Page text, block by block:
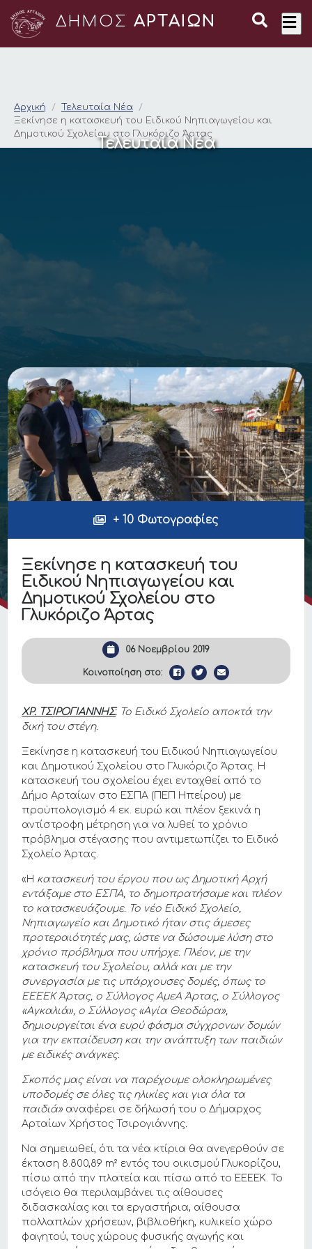
ΔΗΜΟΣ ΑΡΤΑΙΩΝ
Ξεκίνησε η
Αρχική
Τελευταία Νέα
Ξεκίνησε η κατασκευή του Ειδικού Νηπιαγωγείου και
Δημοτικού Σχολείου στο Γλυκόριζο Άρτας
Τελευταία Νέα
+ 10 Φωτογραφίες
Ξεκίνησε η κατασκευή του
Ειδικού Νηπιαγωγείου και
Δημοτικού Σχολείου στο
Γλυκόριζο Άρτας
06 Νοεμβρίου 2019
Κοινοποίηση στο:
ΧΡ. ΤΣΙΡΟΓΙΑΝΝΗΣ: Το Ειδικό Σχολείο αποκτά την
δική του στέγη.
Ξεκίνησε η κατασκευή του Ειδικού Νηπιαγωγείου
και Δημοτικού Σχολείου στο Γλυκόριζο Άρτας. Η
κατασκευή του σχολείου έχει ενταχθεί από το
Δήμο Αρταίων στο ΕΣΠΑ (ΠΕΠ Ηπείρου) με
προϋπολογισμό 4 εκ. ευρώ και πλέον ξεκινά η
αντίστροφη μέτρηση για να λυθεί το χρόνιο
πρόβλημα στέγασης που αντιμετωπίζει το Ειδικό
Σχολείο Άρτας.
«Η κατασκευή του έργου που ως Δημοτική Αρχή
εντάξαμε στο ΕΣΠΑ, το δημοπρατήσαμε και πλέον
το κατασκευάζουμε. Το νέο Ειδικό Σχολείο,
Νηπιαγωγείο και Δημοτικό ήταν στις άμεσες
προτεραιότητές μας, ώστε να δώσουμε λύση στο
χρόνιο πρόβλημα που υπήρχε. Πλέον, με την
κατασκευή του Σχολείου, αλλά και με την
συνεργασία με τις υπάρχουσες δομές, όπως το
ΕΕΕΕΚ Άρτας, ο Σύλλογος ΑμεΑ Άρτας, ο Σύλλογος
«Αγκαλιά», ο Σύλλογος «Αγία Θεοδώρα»,
δημιουργείται ένα ευρύ φάσμα σύγχρονων δομών
για την εκπαίδευση και την ανάπτυξη των παιδιών
με ειδικές ανάγκες.
Σκοπός μας είναι να παρέχουμε ολοκληρωμένες
υποδομές σε όλες τις ηλικίες και για όλα τα
παιδιά» αναφέρει σε δήλωσή του ο Δήμαρχος
Αρταίων Χρήστος Τσιρογιάννης
Να σημειωθεί, ότι τα νέα κτίρια θα ανεγερθούν σε
έκταση 8.800,89 m² εντός του οικισμού Γλυκορίζου,
πίσω από την πλατεία και πίσω από το ΕΕΕΕΚ. Το
ισόγειο θα περιλαμβάνει τις αίθουσες
διδασκαλίας και τα εργαστήρια, αίθουσα
πολλαπλών χρήσεων, βιβλιοθήκη, κυλικείο χώρο
φαγητού, τους χώρους φυσικής αγωγής και